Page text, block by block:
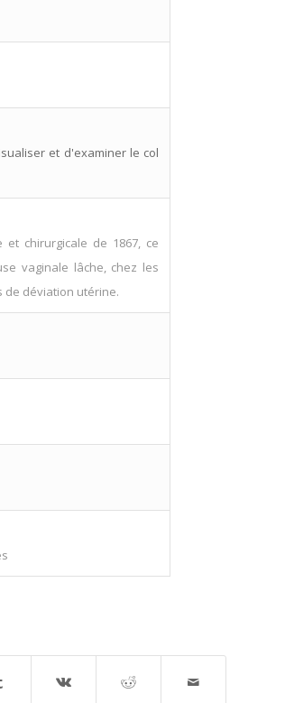
et d'examiner le col
chirurgicale de 1867, ce
vaginale lâche, chez les
de déviation utérine.